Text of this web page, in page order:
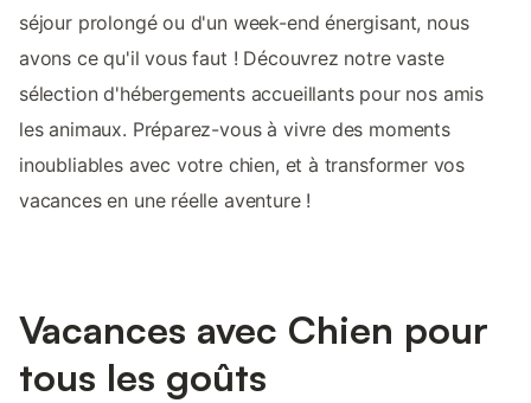
séjour prolongé ou d'un week-end énergisant, nous
avons ce qu'il vous faut ! Découvrez notre vaste
sélection d'hébergements accueillants pour nos amis
les animaux. Préparez-vous à vivre des moments
inoubliables avec votre chien, et à transformer vos
vacances en une réelle aventure !
Vacances avec Chien pour
tous les goûts